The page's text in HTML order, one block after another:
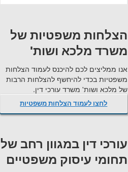
הצלחות משפטיות של
משרד מלכא ושות'
אנו ממליצים לכם להיכנס לעמוד הצלחות
משפטיות בכדי להיחשף להצלחות הרבות
של מלכא ושות' משרד עורכי דין.
לחצו לעמוד הצלחות משפטיות
עורכי דין במגוון רחב של
תחומי עיסוק משפטיים